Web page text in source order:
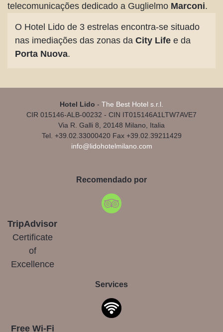
telecomunicações dedicado a Guglielmo Marconi.
O Hotel Lido de 3 estrelas encontra-se situado
nas imediações das zonas da City Life e da
Porta Nuova.
Hotel Lido - The Best Hotel s.r.l.
CIR 015146-ALB-00232 - CIN IT015146A1LTW7AVE7
Via R. Galli 8, 20148 Milano, Italia
Tel. +39.02.33000420 Fax +39.02.39211429
info@lidohotelmilano.com
Recomendado por
TripAdvisor
Certificate
of
Excellence
Services
Free Wi-Fi